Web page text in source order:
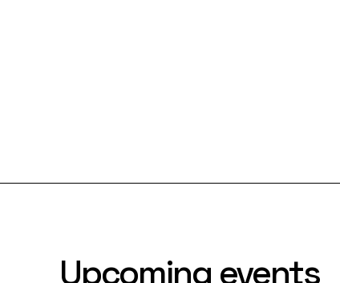
Upcoming events